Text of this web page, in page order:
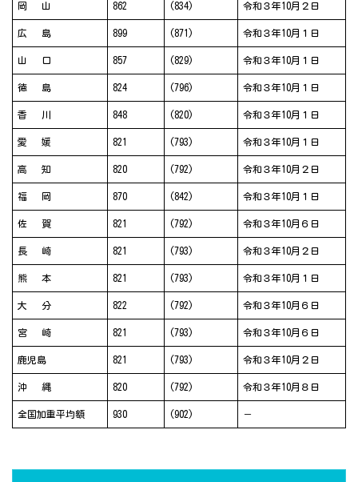
岡 山 862 (834) 令和３年10月２日
広 島 899 (871) 令和３年10月１日
山 口 857 (829) 令和３年10月１日
徳 島 824 (796) 令和３年10月１日
香 川 848 (820) 令和３年10月１日
愛 媛 821 (793) 令和３年10月１日
高 知 820 (792) 令和３年10月２日
福 岡 870 (842) 令和３年10月１日
佐 賀 821 (792) 令和３年10月６日
長 崎 821 (793) 令和３年10月２日
熊 本 821 (793) 令和３年10月１日
大 分 822 (792) 令和３年10月６日
宮 崎 821 (793) 令和３年10月６日
鹿児島 821 (793) 令和３年10月２日
沖 縄 820 (792) 令和３年10月８日
全国加重平均額 930 (902) －